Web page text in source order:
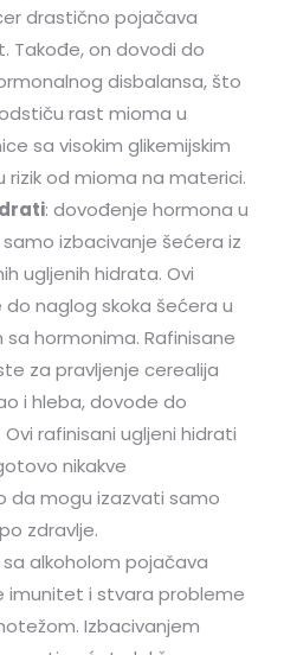
drastično pojačava
Takođe, on dovodi do
disbalansa, što
rast mioma u
sa visokim glikemijskim
rizik od mioma na materici.
: dovođenje hormona u
izbacivanje šećera iz
ugljenih hidrata. Ovi
naglog skoka šećera u
hormonima. Rafinisane
za pravljenje cerealija
i hleba, dovode do
rafinisani ugljeni hidrati
nikakve
da mogu izazvati samo
zdravlje.
alkoholom pojačava
imunitet i stvara probleme
Izbacivanjem